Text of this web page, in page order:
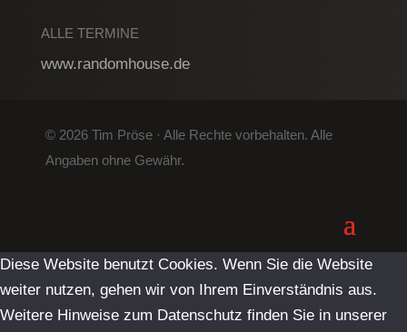
ALLE TERMINE
www.randomhouse.de
© 2026 Tim Pröse · Alle Rechte vorbehalten. Alle
Angaben ohne Gewähr.
Diese Website benutzt Cookies. Wenn Sie die Website
weiter nutzen, gehen wir von Ihrem Einverständnis aus.
Weitere Hinweise zum Datenschutz finden Sie in unserer